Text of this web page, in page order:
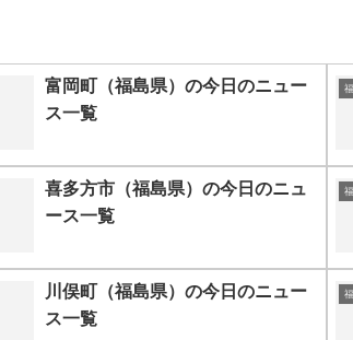
富岡町（福島県）の今日のニュー
ス一覧
喜多方市（福島県）の今日のニュ
ース一覧
川俣町（福島県）の今日のニュー
ス一覧